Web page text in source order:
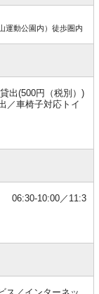
運動公園内）徒歩圏内
出(500円（税別）)
／車椅子対応トイ
06:30-10:00／11:3